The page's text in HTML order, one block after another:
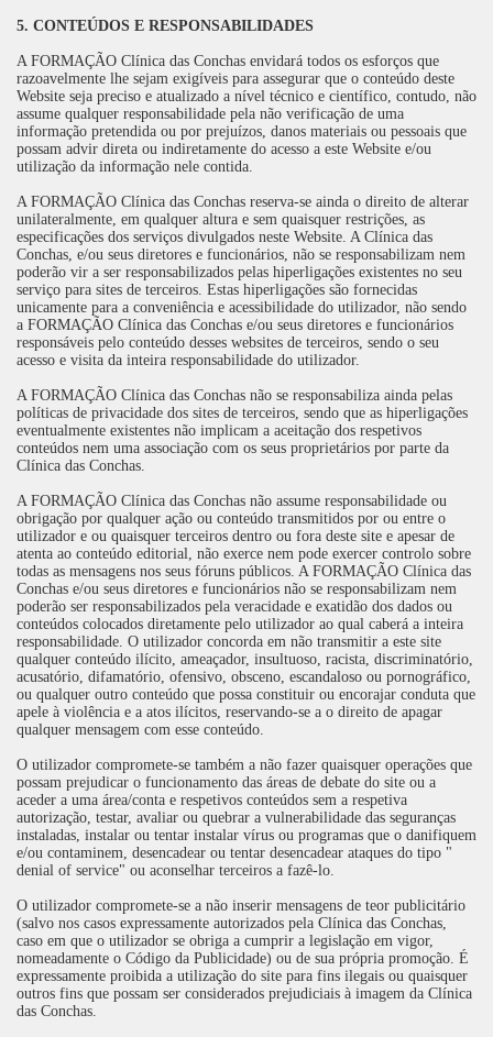
5. CONTEÚDOS E RESPONSABILIDADES
A FORMAÇÃO Clínica das Conchas envidará todos os esforços que
razoavelmente lhe sejam exigíveis para assegurar que o conteúdo deste
Website seja preciso e atualizado a nível técnico e científico, contudo, não
assume qualquer responsabilidade pela não verificação de uma
informação pretendida ou por prejuízos, danos materiais ou pessoais que
possam advir direta ou indiretamente do acesso a este Website e/ou
utilização da informação nele contida.
A FORMAÇÃO Clínica das Conchas reserva-se ainda o direito de alterar
unilateralmente, em qualquer altura e sem quaisquer restrições, as
especificações dos serviços divulgados neste Website. A Clínica das
Conchas, e/ou seus diretores e funcionários, não se responsabilizam nem
poderão vir a ser responsabilizados pelas hiperligações existentes no seu
serviço para sites de terceiros. Estas hiperligações são fornecidas
unicamente para a conveniência e acessibilidade do utilizador, não sendo
a FORMAÇÃO Clínica das Conchas e/ou seus diretores e funcionários
responsáveis pelo conteúdo desses websites de terceiros, sendo o seu
acesso e visita da inteira responsabilidade do utilizador.
A FORMAÇÃO Clínica das Conchas não se responsabiliza ainda pelas
políticas de privacidade dos sites de terceiros, sendo que as hiperligações
eventualmente existentes não implicam a aceitação dos respetivos
conteúdos nem uma associação com os seus proprietários por parte da
Clínica das Conchas.
A FORMAÇÃO Clínica das Conchas não assume responsabilidade ou
obrigação por qualquer ação ou conteúdo transmitidos por ou entre o
utilizador e ou quaisquer terceiros dentro ou fora deste site e apesar de
atenta ao conteúdo editorial, não exerce nem pode exercer controlo sobre
todas as mensagens nos seus fóruns públicos. A FORMAÇÃO Clínica das
Conchas e/ou seus diretores e funcionários não se responsabilizam nem
poderão ser responsabilizados pela veracidade e exatidão dos dados ou
conteúdos colocados diretamente pelo utilizador ao qual caberá a inteira
responsabilidade. O utilizador concorda em não transmitir a este site
qualquer conteúdo ilícito, ameaçador, insultuoso, racista, discriminatório,
acusatório, difamatório, ofensivo, obsceno, escandaloso ou pornográfico,
ou qualquer outro conteúdo que possa constituir ou encorajar conduta que
apele à violência e a atos ilícitos, reservando-se a o direito de apagar
qualquer mensagem com esse conteúdo.
O utilizador compromete-se também a não fazer quaisquer operações que
possam prejudicar o funcionamento das áreas de debate do site ou a
aceder a uma área/conta e respetivos conteúdos sem a respetiva
autorização, testar, avaliar ou quebrar a vulnerabilidade das seguranças
instaladas, instalar ou tentar instalar vírus ou programas que o danifiquem
e/ou contaminem, desencadear ou tentar desencadear ataques do tipo "
denial of service" ou aconselhar terceiros a fazê-lo.
O utilizador compromete-se a não inserir mensagens de teor publicitário
(salvo nos casos expressamente autorizados pela Clínica das Conchas,
caso em que o utilizador se obriga a cumprir a legislação em vigor,
nomeadamente o Código da Publicidade) ou de sua própria promoção. É
expressamente proibida a utilização do site para fins ilegais ou quaisquer
outros fins que possam ser considerados prejudiciais à imagem da Clínica
das Conchas.